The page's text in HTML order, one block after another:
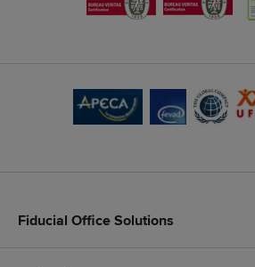
Fiducial Office Solutions